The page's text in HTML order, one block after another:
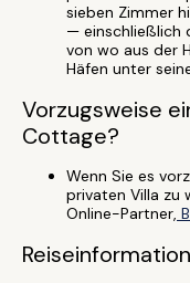
sieben Zimmer
— einschließlich
von wo aus der
Häfen unter
Vorzugsweise
Cottage?
Wenn Sie es
privaten Villa zu
Online-Partner,